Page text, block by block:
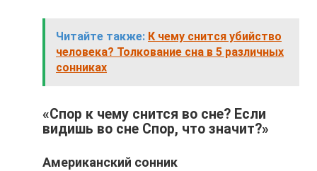
Читайте также: К чему снится убийство
человека? Толкование сна в 5 различных
сонниках
«Спор к чему снится во сне? Если
видишь во сне Спор, что значит?»
Американский сонник